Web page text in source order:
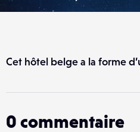
Cet hôtel belge a la forme
0 commentaire